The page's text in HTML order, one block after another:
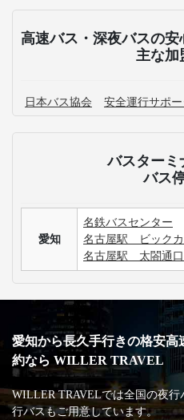
高速バス・深夜バスの
主な加
日本バス協会 安全運行サポ
バスターミ
バス
愛知
名鉄バスセンター
名古屋駅 ビックカ
名古屋駅 太閤通口
愛知から長久手行きの格安
約なら WILLER TRAVEL
WILLER TRAVELでは全国の夜
行バスもご用意しています。